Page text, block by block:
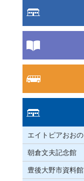
エイトピアおおの
朝倉文夫記念館
豊後大野市資料館